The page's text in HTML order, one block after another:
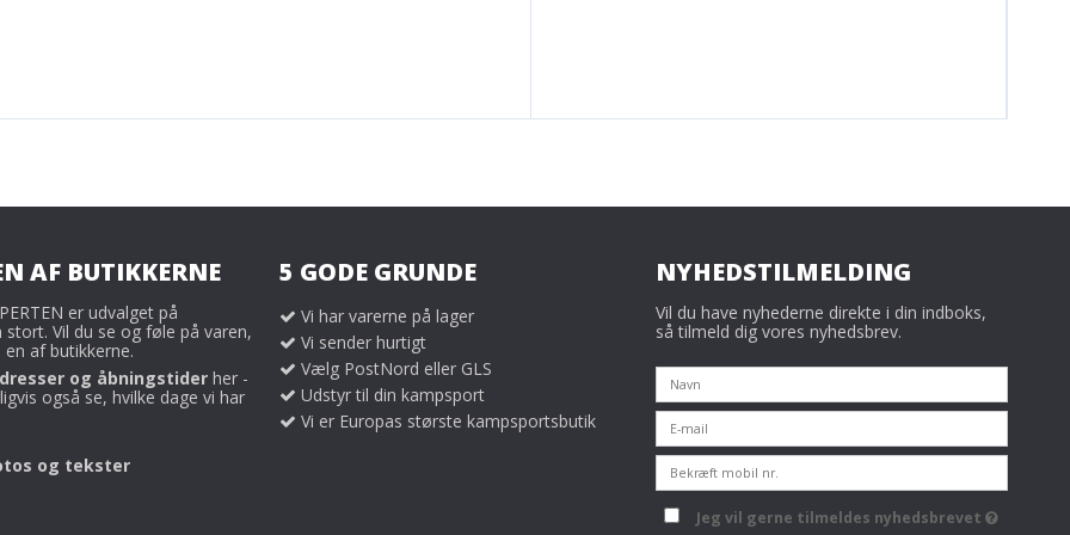
AF BUTIKKERNE
er udvalget på
stort. Vil du se og føle på varen,
af butikkerne.
og åbningstider her -
også se, hvilke dage vi har
og tekster
5 GODE GRUNDE
Vi har varerne på lager
Vi sender hurtigt
Vælg PostNord eller GLS
Udstyr til din kampsport
Vi er Europas største kampsportsbutik
NYHEDSTILMELDING
Vil du have nyhederne direkte i din indboks,
så tilmeld dig vores nyhedsbrev.
Jeg vil gerne tilmeldes nyhedsbrevet